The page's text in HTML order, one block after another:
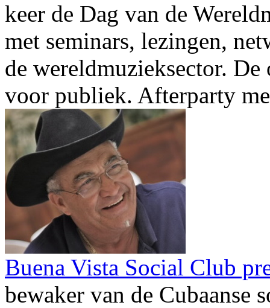
keer de Dag van de
met seminars, lezingen,
de wereldmuzieksector.
voor publiek. Afterparty
Buena Vista Social Club
bewaker van de Cubaanse